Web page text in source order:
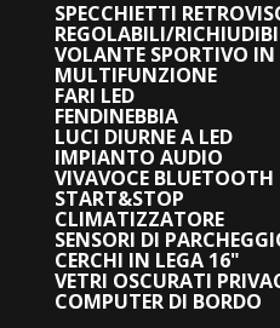
SPECCHIETTI
REGOLABILI/
VOLANTE SPORTIVO IN
MULTIFUNZIONE
FARI LED
FENDINEBBIA
LUCI DIURNE A LED
IMPIANTO AUDIO
VIVAVOCE BLUETOOTH
START&STOP
CLIMATIZZATORE
SENSORI DI
CERCHI IN LEGA 16"
VETRI OSCURATI
COMPUTER DI BORDO